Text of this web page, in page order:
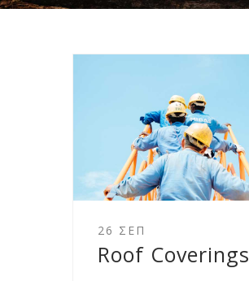
26 ΣΕΠ
Roof Coverings